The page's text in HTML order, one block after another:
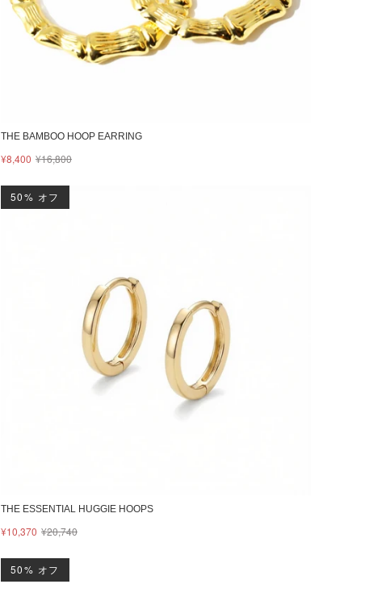
THE BAMBOO HOOP EARRING
¥8,400 ¥16,800
50% オフ
THE ESSENTIAL HUGGIE HOOPS
¥10,370 ¥20,740
50% オフ